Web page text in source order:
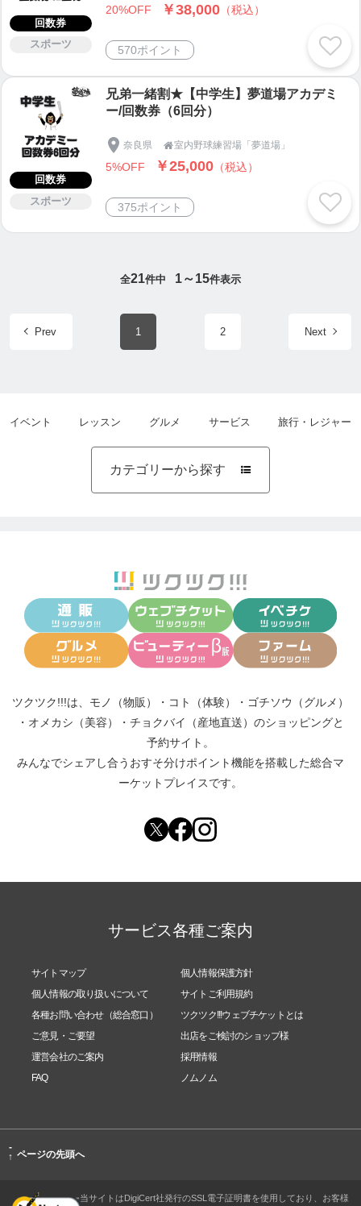
回数券
スポーツ
20%OFF ￥38,000 （税込）
570ポイント
回数券
スポーツ
兄弟一緒割★【中学生】夢道場アカデミ
ー/回数券（6回分）
奈良県 室内野球練習場「夢道場」
5%OFF ￥25,000 （税込）
375ポイント
全21件中 1～15件表示
Prev 1 2 Next
イベント レッスン グルメ サービス 旅行・レジャー
カテゴリーから探す 
ツクツク!!!は、 モノ（物販） ・ コト（体験） ・ ゴチソウ（グルメ）
・ オメカシ（美容） ・ チョクバイ（産地直送） のショッピングと
予約サイト。
みんなでシェアし合う おすそ分けポイント機能を搭載した総合マ
ーケットプレイスです。
サービス各種ご案内
サイトマップ
個人情報保護方針
個人情報の取り扱いについて
サイトご利用規約
各種お問い合わせ（総合窓口）
ツクツク!!!ウェブチケットとは
ご意見・ご要望
出店をご検討のショップ様
運営会社のご案内
採用情報
FAQ
ノムノム
-
↑ ページの先頭へ
当サイトはDigiCert社発行のSSL電子証明書を使用しており、お客様